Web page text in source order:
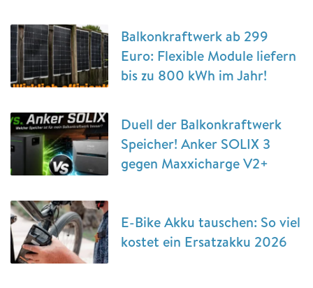
Balkonkraftwerk ab 299
Euro: Flexible Module liefern
bis zu 800 kWh im Jahr!
Duell der Balkonkraftwerk
Speicher! Anker SOLIX 3
gegen Maxxicharge V2+
E-Bike Akku tauschen: So viel
kostet ein Ersatzakku 2026